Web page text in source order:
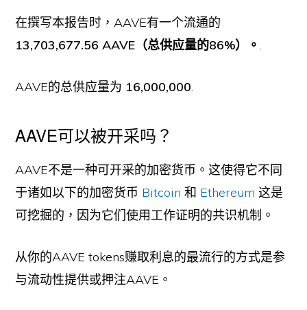
在撰写本报告时，AAVE有一个流通的
13,703,677.56 AAVE（总供应量的86%）。.
AAVE的总供应量为 16,000,000.
AAVE可以被开采吗？
AAVE不是一种可开采的加密货币。这使得它不同
于诸如以下的加密货币 Bitcoin 和 Ethereum 这是
可挖掘的，因为它们使用工作证明的共识机制。
从你的AAVE tokens赚取利息的最流行的方式是参
与流动性提供或押注AAVE。